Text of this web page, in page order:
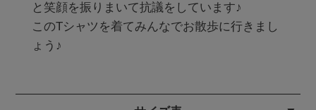
と笑顔を振りまいて抗議をしています♪
このTシャツを着てみんなでお散歩に行きまし